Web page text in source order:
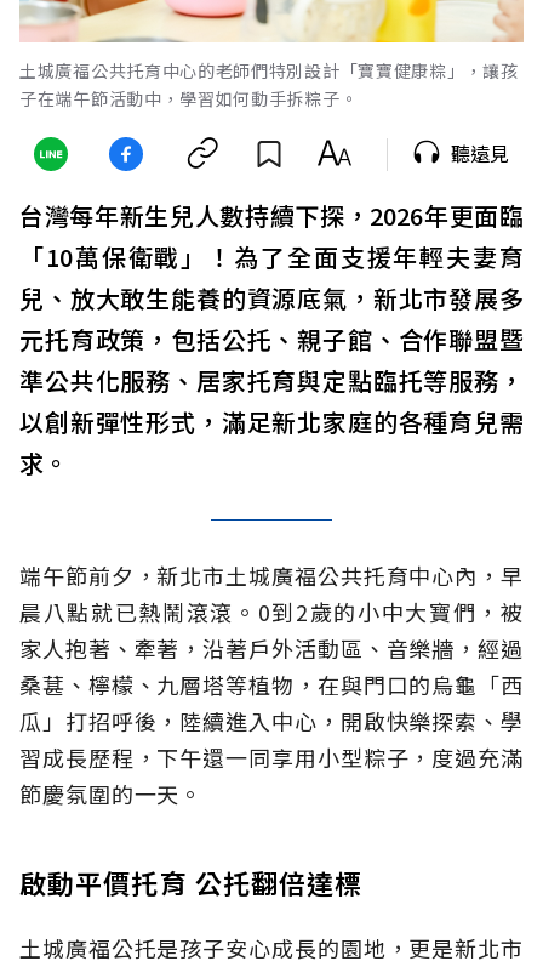
土城廣福公共托育中心的老師們特別設計「寶寶健康粽」，讓孩
子在端午節活動中，學習如何動手拆粽子。
聽遠見
台灣每年新生兒人數持續下探，2026年更面臨
「10萬保衛戰」！為了全面支援年輕夫妻育
兒、放大敢生能養的資源底氣，新北市發展多
元托育政策，包括公托、親子館、合作聯盟暨
準公共化服務、居家托育與定點臨托等服務，
以創新彈性形式，滿足新北家庭的各種育兒需
求。
端午節前夕，新北市土城廣福公共托育中心內，早
晨八點就已熱鬧滾滾。0到2歲的小中大寶們，被
家人抱著、牽著，沿著戶外活動區、音樂牆，經過
桑葚、檸檬、九層塔等植物，在與門口的烏龜「西
瓜」打招呼後，陸續進入中心，開啟快樂探索、學
習成長歷程，下午還一同享用小型粽子，度過充滿
節慶氛圍的一天。
啟動平價托育 公托翻倍達標
土城廣福公托是孩子安心成長的園地，更是新北市